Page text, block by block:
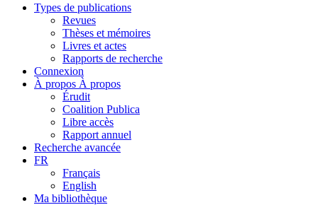
Types de publications
Revues
Thèses et mémoires
Livres et actes
Rapports de recherche
Connexion
À propos À propos
Érudit
Coalition Publica
Libre accès
Rapport annuel
Recherche avancée
FR
Français
English
Ma bibliothèque